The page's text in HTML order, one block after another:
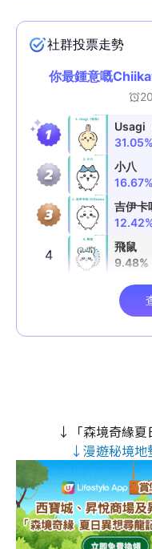
↓「森境奇緣夏
↓漫遊秘境地